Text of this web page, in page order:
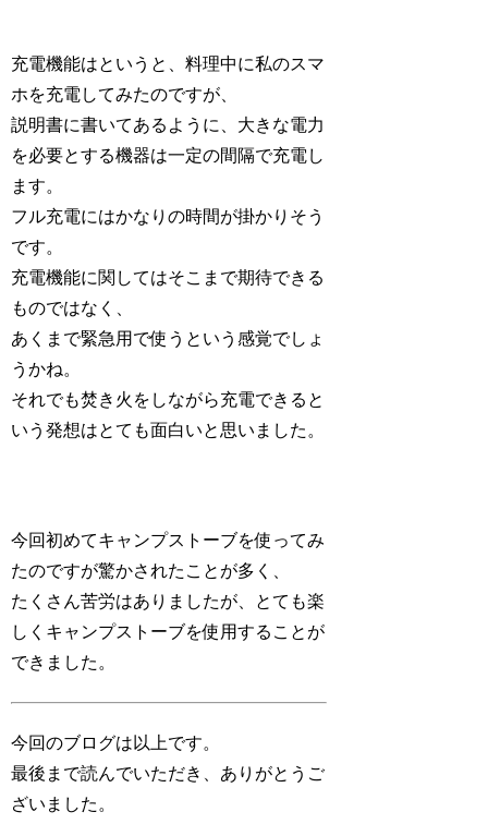
充電機能はというと、料理中に私のスマ
ホを充電してみたのですが、
説明書に書いてあるように、大きな電力
を必要とする機器は一定の間隔で充電し
ます。
フル充電にはかなりの時間が掛かりそう
です。
充電機能に関してはそこまで期待できる
ものではなく、
あくまで緊急用で使うという感覚でしょ
うかね。
それでも焚き火をしながら充電できると
いう発想はとても面白いと思いました。
今回初めてキャンプストーブを使ってみ
たのですが驚かされたことが多く、
たくさん苦労はありましたが、とても楽
しくキャンプストーブを使用することが
できました。
今回のブログは以上です。
最後まで読んでいただき、ありがとうご
ざいました。